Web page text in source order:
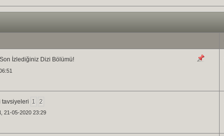
İzlediğiniz Dizi Bölümü!
tavsiyeleri 1 2
, 21-05-2020 23:29